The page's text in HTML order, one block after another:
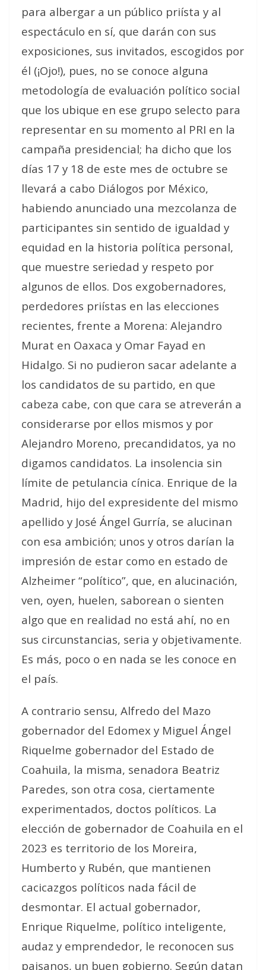
para albergar a un público priísta y al
espectáculo en sí, que darán con sus
exposiciones, sus invitados, escogidos por
él (¡Ojo!), pues, no se conoce alguna
metodología de evaluación político social
que los ubique en ese grupo selecto para
representar en su momento al PRI en la
campaña presidencial; ha dicho que los
días 17 y 18 de este mes de octubre se
llevará a cabo Diálogos por México,
habiendo anunciado una mezcolanza de
participantes sin sentido de igualdad y
equidad en la historia política personal,
que muestre seriedad y respeto por
algunos de ellos. Dos exgobernadores,
perdedores priístas en las elecciones
recientes, frente a Morena: Alejandro
Murat en Oaxaca y Omar Fayad en
Hidalgo. Si no pudieron sacar adelante a
los candidatos de su partido, en que
cabeza cabe, con que cara se atreverán a
considerarse por ellos mismos y por
Alejandro Moreno, precandidatos, ya no
digamos candidatos. La insolencia sin
límite de petulancia cínica. Enrique de la
Madrid, hijo del expresidente del mismo
apellido y José Ángel Gurría, se alucinan
con esa ambición; unos y otros darían la
impresión de estar como en estado de
Alzheimer “político”, que, en alucinación,
ven, oyen, huelen, saborean o sienten
algo que en realidad no está ahí, no en
sus circunstancias, seria y objetivamente.
Es más, poco o en nada se les conoce en
el país.
A contrario sensu, Alfredo del Mazo
gobernador del Edomex y Miguel Ángel
Riquelme gobernador del Estado de
Coahuila, la misma, senadora Beatriz
Paredes, son otra cosa, ciertamente
experimentados, doctos políticos. La
elección de gobernador de Coahuila en el
2023 es territorio de los Moreira,
Humberto y Rubén, que mantienen
cacicazgos políticos nada fácil de
desmontar. El actual gobernador,
Enrique Riquelme, político inteligente,
audaz y emprendedor, le reconocen sus
paisanos, un buen gobierno. Según datan